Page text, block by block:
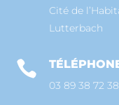
Cité de
Lutterbach

03 89 38 72 38